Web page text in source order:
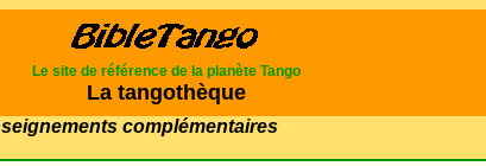
Le site de référence de la planète Tango
La tangothèque
complémentaires